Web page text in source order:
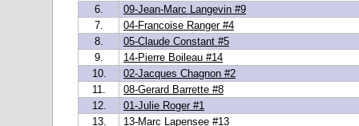
6.
09-Jean-Marc Langevin #9
7.
04-Francoise Ranger #4
8.
05-Claude Constant #5
9.
14-Pierre Boileau #14
10.
02-Jacques Chagnon #2
11.
08-Gerard Barrette #8
12.
01-Julie Roger #1
13.
13-Marc Lapensee #13